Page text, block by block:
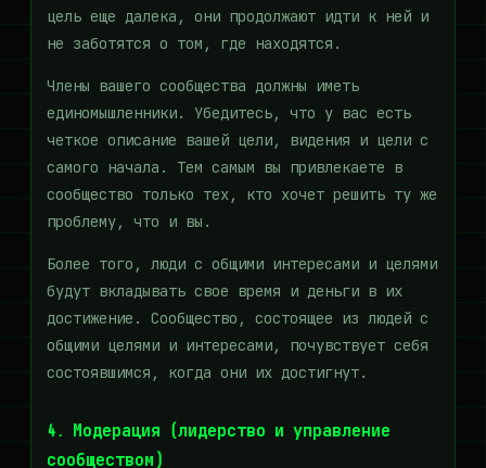
цель еще далека, они продолжают идти к ней и
не заботятся о том, где находятся.
Члены вашего сообщества должны иметь
единомышленники. Убедитесь, что у вас есть
четкое описание вашей цели, видения и цели с
самого начала. Тем самым вы привлекаете в
сообщество только тех, кто хочет решить ту же
проблему, что и вы.
Более того, люди с общими интересами и целями
будут вкладывать свое время и деньги в их
достижение. Сообщество, состоящее из людей с
общими целями и интересами, почувствует себя
состоявшимся, когда они их достигнут.
4. Модерация (лидерство и управление
сообществом)